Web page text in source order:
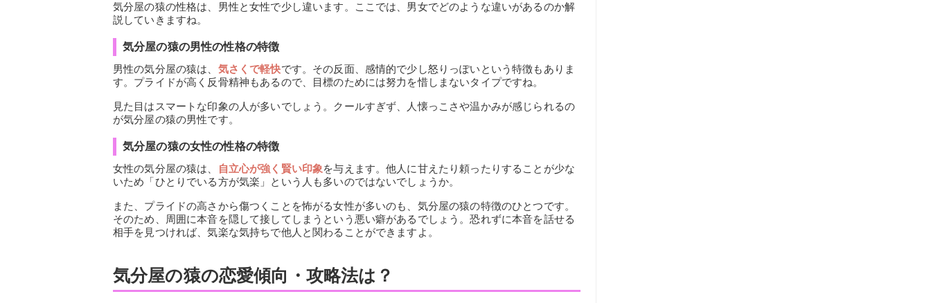
気分屋の猿の性格は、男性と女性で少し違います。ここでは、男女でどのような違いがあるのか解
説していきますね。
気分屋の猿の男性の性格の特徴
男性の気分屋の猿は、 気さくで軽快です。その反面、感情的で少し怒りっぽいという特徴もありま
す。プライドが高く反骨精神もあるので、目標のためには努力を惜しまないタイプですね。
見た目はスマートな印象の人が多いでしょう。クールすぎず、人懐っこさや温かみが感じられるの
が気分屋の猿の男性です。
気分屋の猿の女性の性格の特徴
女性の気分屋の猿は、
自立心が強く賢い印象を与えます。他人に甘えたり頼ったりすることが少な
いため「ひとりでいる方が気楽」という人も多いのではないでしょうか。
また、プライドの高さから傷つくことを怖がる女性が多いのも、気分屋の猿の特徴のひとつです。
そのため、周囲に本音を隠して接してしまうという悪い癖があるでしょう。恐れずに本音を話せる
相手を見つければ、気楽な気持ちで他人と関わることができますよ。
気分屋の猿の恋愛傾向・攻略法は？